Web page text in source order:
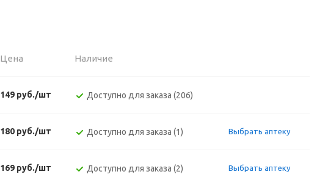
Цена Наличие
149 руб./шт Доступно для заказа (206)
180 руб./шт Доступно для заказа (1) Выбрать аптеку
169 руб./шт Доступно для заказа (2) Выбрать аптеку